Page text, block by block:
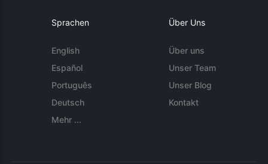
Sprachen
English
Español
Português
Deutsch
Mehr ...
Über Uns
Über uns
Unser Team
Unser Blog
Kontakt